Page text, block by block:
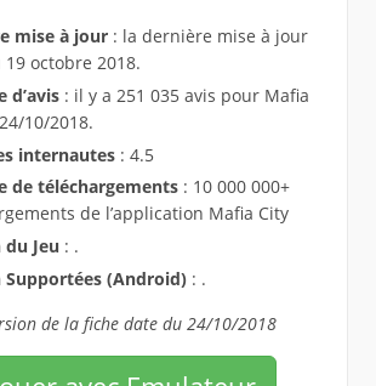
mise à jour: la dernière mise à jour
octobre 2018.
d’avis: il y a 251 035 avis pour Mafia
10/2018.
internautes: 4.5
de téléchargements : 10 000 000+
de l’application Mafia City
Jeu : .
Supportées (Android): .
de la fiche date du 24/10/2018